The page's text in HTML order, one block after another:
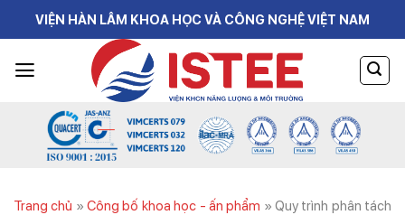
VIỆN HÀN LÂM KHOA HỌC VÀ CÔNG NGHỆ VIỆT NAM
Trang chủ »Công bố khoa học - ấn phẩm » Quy trình phân tách